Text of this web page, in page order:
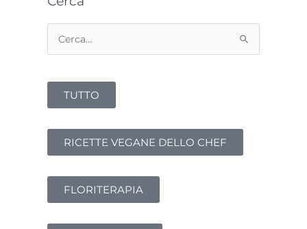
Cerca:
TUTTO
RICETTE VEGANE DELLO CHEF
FLORITERAPIA